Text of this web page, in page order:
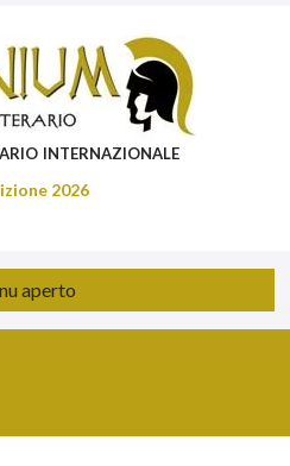
internazionale
2026
aperto